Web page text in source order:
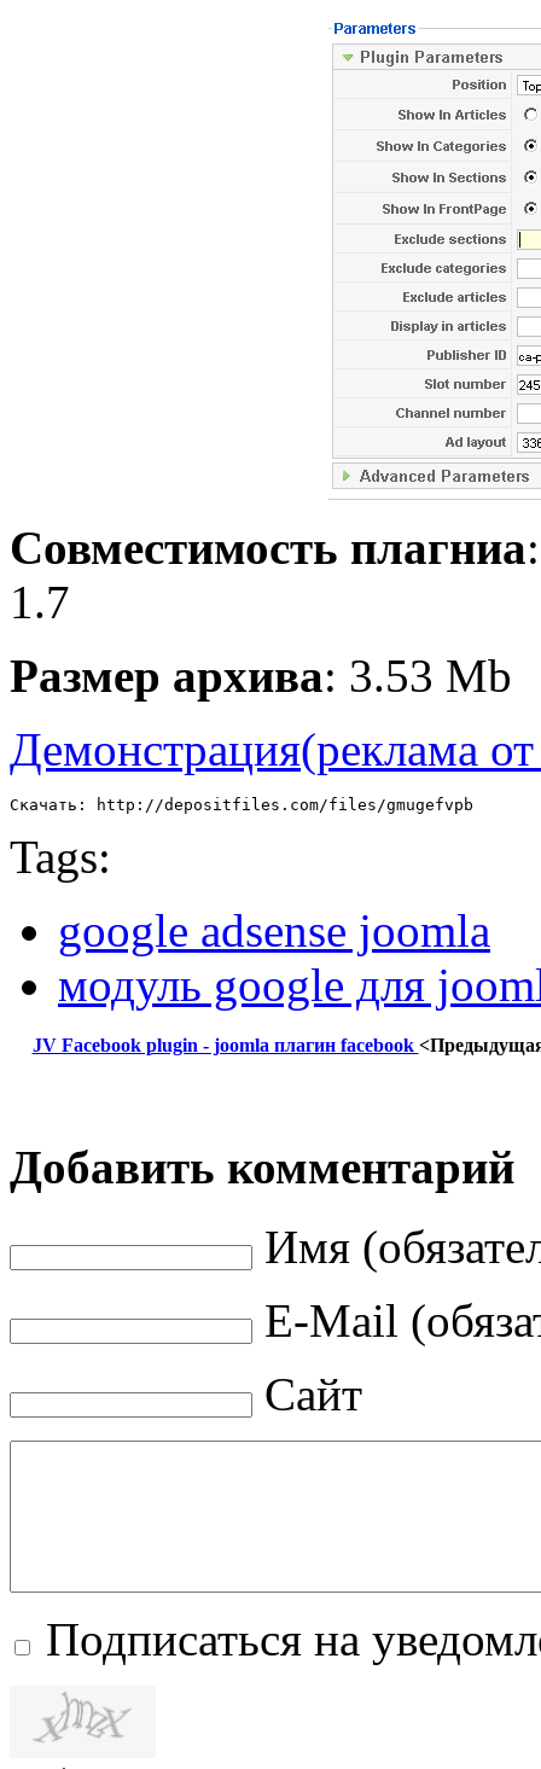
Совместимость плагниа
1.7
Размер архива: 3.53 Mb
Демонстрация(реклама от
Скачать: http://depositfiles.com/files/gmugefvpb
Tags:
google adsense joomla
модуль google для
JV Facebook plugin - joomla плагин facebook
Добавить комментарий
Имя
E-Mail
Сайт
Подписаться на